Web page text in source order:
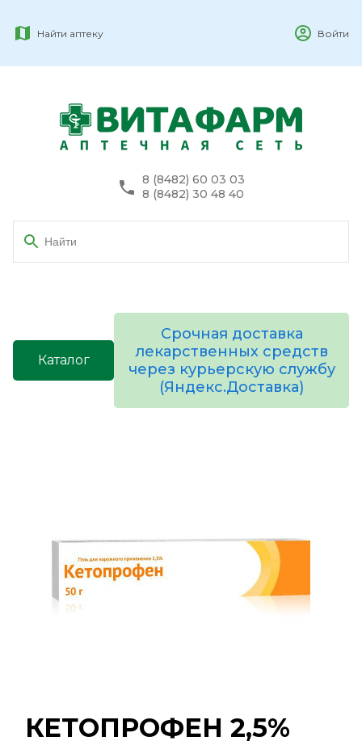
Найти аптеку Войти
8 (8482) 60 03 03
8 (8482) 30 48 40
Каталог
Срочная доставка
лекарственных средств
через курьерскую службу
(Яндекс.Доставка)
КЕТОПРОФЕН 2,5%